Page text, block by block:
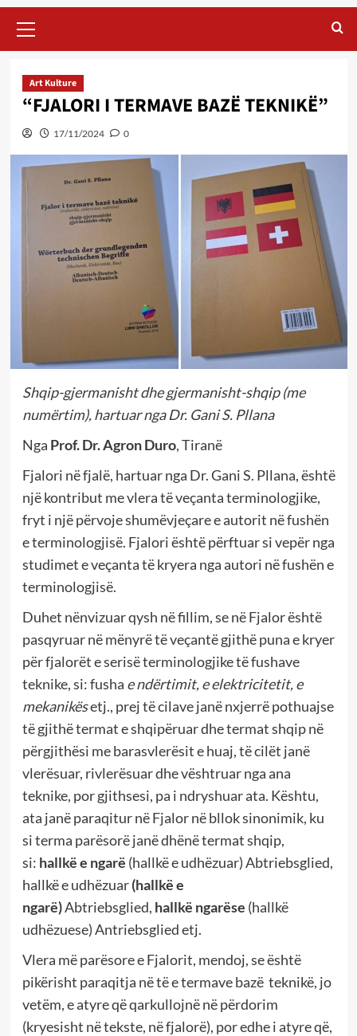
Menu
Art Kulture
“FJALORI I TERMAVE BAZË TEKNIKË”
17/11/2024 0
Shqip-gjermanisht dhe gjermanisht-shqip (me
numërtim), hartuar nga Dr. Gani S. Pllana
Nga Prof. Dr. Agron Duro, Tiranë
Fjalori në fjalë, hartuar nga Dr. Gani S. Pllana, është
një kontribut me vlera të veçanta terminologjike,
fryt i një përvoje shumëvjeçare e autorit në fushën
e terminologjisë. Fjalori është përftuar si vepër nga
studimet e veçanta të kryera nga autori në fushën e
terminologjisë.
Duhet nënvizuar qysh në fillim, se në Fjalor është
pasqyruar në mënyrë të veçantë gjithë puna e kryer
për fjalorët e serisë terminologjike të fushave
teknike, si: fusha e ndërtimit, e elektricitetit, e
mekanikësetj., prej të cilave janë nxjerrë pothuajse
të gjithë termat e shqipëruar dhe termat shqip në
përgjithësi me barasvlerësit e huaj, të cilët janë
vlerësuar, rivlerësuar dhe vështruar nga ana
teknike, por gjithsesi, pa i ndryshuar ata. Kështu,
ata janë paraqitur në Fjalor në bllok sinonimik, ku
si terma parësorë janë dhënë termat shqip,
si: hallkë e ngarë (hallkë e udhëzuar) Abtriebsglied,
hallkë e udhëzuar(hallkë e
ngarë)Abtriebsglied, hallkë ngarëse (hallkë
udhëzuese) Antriebsglied etj.
Vlera më parësore e Fjalorit, mendoj, se është
pikërisht paraqitja në të e termave bazë teknikë, jo
vetëm, e atyre që qarkullojnë në përdorim
(kryesisht në tekste, në fjalorë), por edhe i atyre që,